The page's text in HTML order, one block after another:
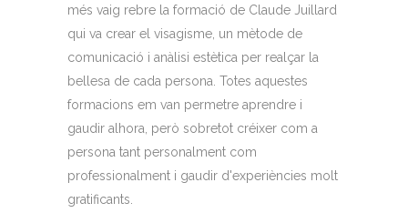
més vaig rebre la formació de Claude Juillard
qui va crear el visagisme, un mètode de
comunicació i anàlisi estètica per realçar la
bellesa de cada persona. Totes aquestes
formacions em van permetre aprendre i
gaudir alhora, però sobretot créixer com a
persona tant personalment com
professionalment i gaudir d'experiències molt
gratificants.